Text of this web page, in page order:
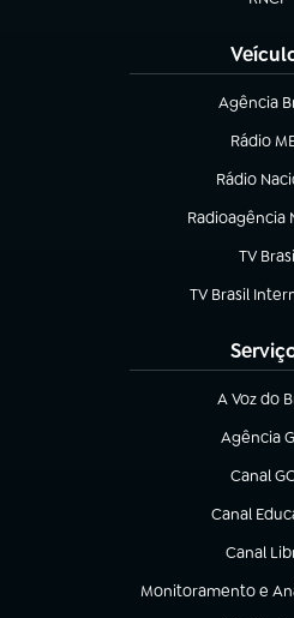
(abre
Agência
(abre em
Rádio
(abre
Rádio
Radioagência
(abre em nova
TV
(abre
TV Brasil
(abre em
A Voz do
(abre em
Agência
(abre em
Canal
(abre em
Canal
(abre em
Canal
(abre em
Monitoramento e
(abre em nova aba)